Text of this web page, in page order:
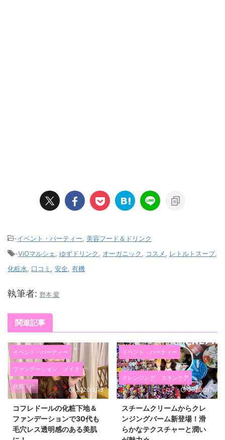
-イベント・パーティー
美容フード＆ドリンク
-ViOマルシェ ゆずドリンク オーガニック コスメ レトルトスープ,
化粧水
口コミ 安全 有機
執筆者: 野本 愛
関連記事
イベント・パーティー
ファンデーション メイク
化粧下地
2020/2/13
コフレドールの化粧下地＆
ファンデーションで30代も
毛穴レス透明感のある美肌
イベント・パーティー
クレンジング
スキンケア
2020/2/7
スチームクリームからクレ
ンジングバーム新登場！滑
らかなテクスチャーと潤い